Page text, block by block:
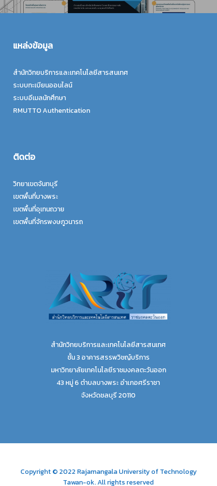
แหล่งข้อมูล
สำนักวิทยบริการและเทคโนโลยีสารสนเทศ
ระบบทะเบียนออนไลน์
ระบบอีเมลนักศึกษา
RMUTTO Authentication
ติดต่อ
วิทยาเขตจันทบุรี
เขตพื้นที่บางพระ
เขตพื้นที่อุเทนถวาย
เขตพื้นที่จักรพงษภูวนารถ
สำนักวิทยบริการและเทคโนโลยีสารสนเทศ
ชั้น 3 อาคารสรรพวิชญ์บริการ
มหาวิทยาลัยเทคโนโลยีราชมงคลตะวันออก
43 หมู่ 6 ตำบลบางพระ อำเภอศรีราชา
จังหวัดชลบุรี 20110
Copyright © 2022 Rajamangala University of Technology
Tawan-ok. All rights reserved